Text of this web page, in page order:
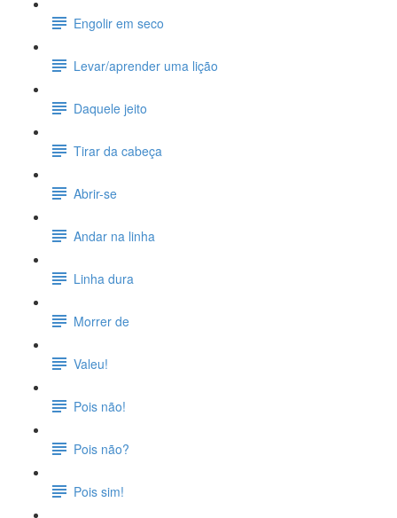
Engolir em seco
Levar/aprender uma lição
Daquele jeito
Tirar da cabeça
Abrir-se
Andar na linha
Linha dura
Morrer de
Valeu!
Pois não!
Pois não?
Pois sim!